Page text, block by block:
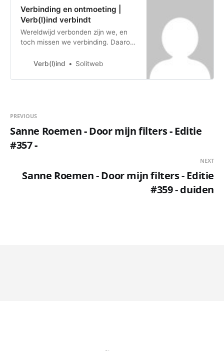
Verbinding en ontmoeting |
Verb(l)ind verbindt
Wereldwijd verbonden zijn we, en
toch missen we verbinding. Daarom
ontmoeten. Benieuwd naar onze
Verb(l)ind Solitweb
PREVIOUS
Sanne Roemen - Door mijn filters - Editie
#357 -
NEXT
Sanne Roemen - Door mijn filters - Editie
#359 - duiden